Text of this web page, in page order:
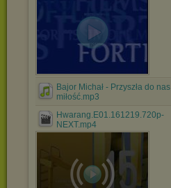
Bajor Michał - Przyszła do nas
miłość.mp3
Hwarang.E01.161219.720p-
NEXT.mp4